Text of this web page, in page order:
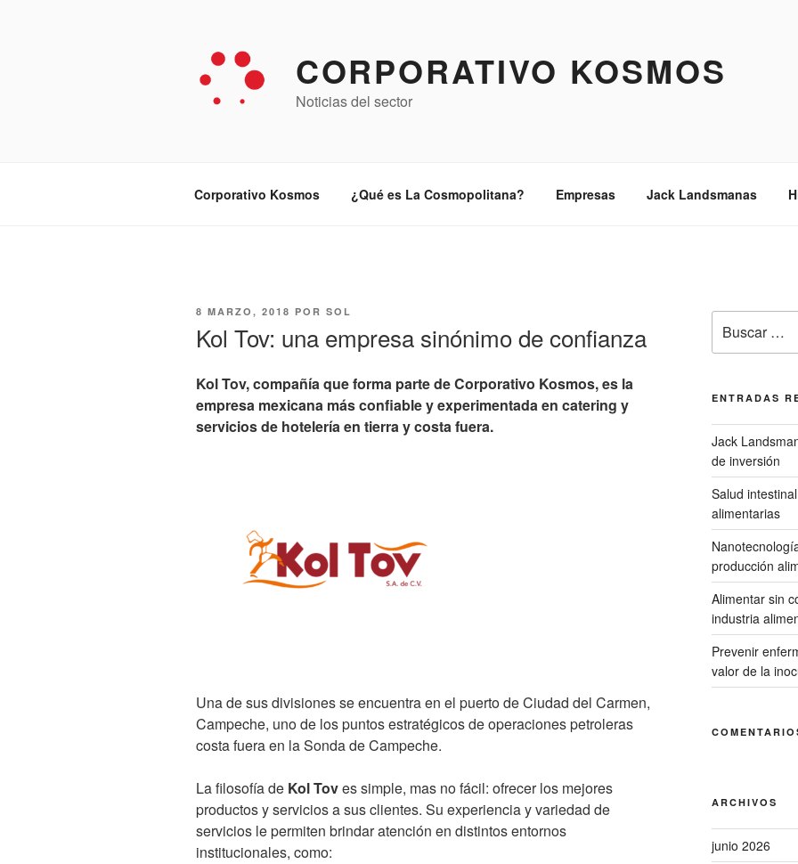
CORPORATIVO KOSMOS
Noticias del sector
Corporativo Kosmos ¿Qué es La Cosmopolitana? Empresas Jack Landsmanas
PUBLICADO
8 MARZO, 2018 POR SOL
Kol Tov: una empresa sinónimo de confianza
Kol Tov, compañía que forma parte de Corporativo Kosmos, es la
empresa mexicana más confiable y experimentada en catering y
servicios de hotelería en tierra y costa fuera.
Una de sus divisiones se encuentra en el puerto de Ciudad del Carmen,
Campeche, uno de los puntos estratégicos de operaciones petroleras
costa fuera en la Sonda de Campeche.
La filosofía de Kol Toves simple, mas no fácil: ofrecer los mejores
productos y servicios a sus clientes. Su experiencia y variedad de
servicios le permiten brindar atención en distintos entornos
institucionales, como:
por:
ENTRADAS
Jack
de inversión
Salud
alimentarias
producción
Alimentar sin
industria
Prevenir
valor de la
ARCHIVOS
junio 2026